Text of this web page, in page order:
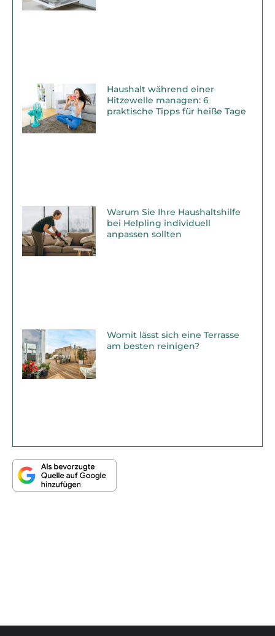
Haushalt während einer
Hitzewelle managen: 6
praktische Tipps für heiße Tage
Warum Sie Ihre Haushaltshilfe
bei Helpling individuell
anpassen sollten
Womit lässt sich eine Terrasse
am besten reinigen?